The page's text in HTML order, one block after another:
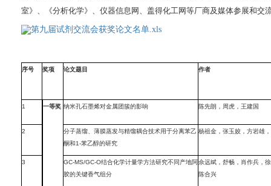
室》、《分析化学》、仪器信息网、盖得化工网等厂商及媒体参展和
第九届试剂交流会获奖论文名单.xls
序号 奖项 论文题目 作者
1 一等奖 纳米孔石墨烯对金属团簇的影响 陈先朗，周虎，王建国
2
分子蒸馏、薄膜蒸发与精馏耦合技术用于分离苯乙
酮和1-苯乙醇的研究
杨祖金，张玉姣，方岩雄
3
GC-MS/GC-O结合化学计量学方法研究不同产地阿
胶的关键香气组分
佘远斌，舒畅，肖作兵，
陈合兴